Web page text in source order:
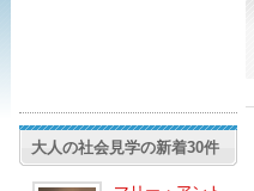
大人の社会見学の新着30件